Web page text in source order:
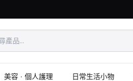
美容 · 個人護理 日常生活小物